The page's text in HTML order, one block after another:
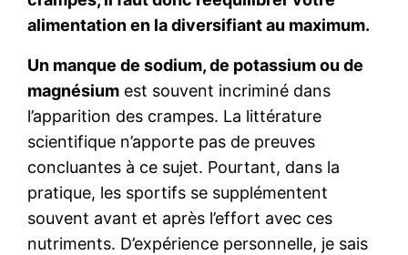
alimentation en la diversifiant au maximum.
Un manque de sodium, de potassium ou de
magnésium est souvent incriminé dans
l’apparition des crampes. La littérature
scientifique n’apporte pas de preuves
concluantes à ce sujet. Pourtant, dans la
pratique, les sportifs se supplémentent
souvent avant et après l’effort avec ces
nutriments. D’expérience personnelle, je sais